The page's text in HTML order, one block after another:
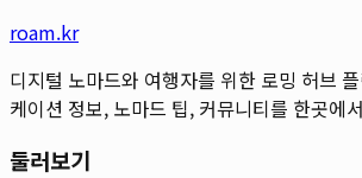
roam.kr
디지털 노마드와 여행자를 위한 로밍 허브
케이션 정보, 노마드 팁, 커뮤니티를 한곳에
둘러보기